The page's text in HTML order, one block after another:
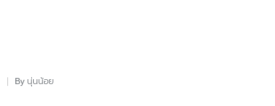
Posted
By นุ่นน้อย